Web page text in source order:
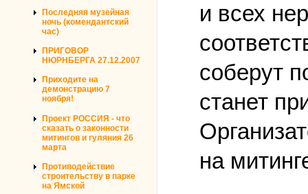
Последняя музейная
ночь (комендантский
час)
ПРИГОВОР
НЮРНБЕРГА 27.12.2007
Приходите на
демонстрацию 7
ноября!
Проект РОССИЯ - что
сказать о законности
митингов и гуляния 26
марта
Противодействие
строительству в парке
на Ямской
и всех
соберут
станет
на